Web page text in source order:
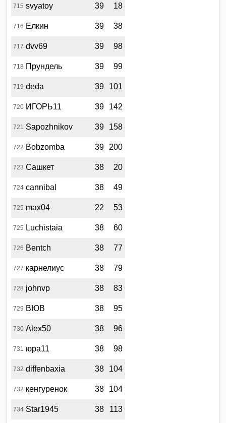
715 svyatoy 39 18
716 Елкин 39 38
717 dvv69 39 98
718 Прундель 39 99
719 deda 39 101
720 ИГОРЬ11 39 142
721 Sapozhnikov 39 158
722 Bobzomba 39 200
723 Сашкет 38 20
724 cannibal 38 49
725 max04 22 53
725 Luchistaia 38 60
726 Bentch 38 77
727 карнелиус 38 79
728 johnvp 38 83
729 ВЮВ 38 95
730 Alex50 38 96
731 юра11 38 98
732 diffenbaxia 38 104
732 кенгуренок 38 104
734 Star1945 38 113